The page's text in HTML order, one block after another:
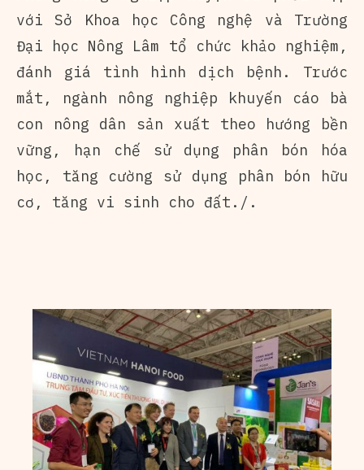
với Sở Khoa học Công nghệ và Trường
Đại học Nông Lâm tổ chức khảo nghiệm,
đánh giá tình hình dịch bệnh. Trước
mắt, ngành nông nghiệp khuyến cáo bà
con nông dân sản xuất theo hướng bền
vững, hạn chế sử dụng phân bón hóa
học, tăng cường sử dụng phân bón hữu
cơ, tăng vi sinh cho đất./.